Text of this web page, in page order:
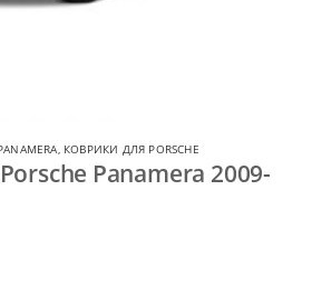
КОВРИКИ ДЛЯ PORSCHE
Panamera 2009-